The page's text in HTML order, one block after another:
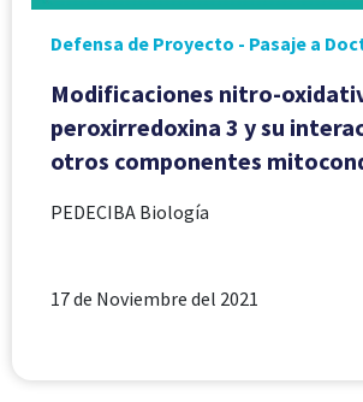
Defensa de Proyecto - Pasaje a
Modificaciones nitro-
peroxirredoxina 3 y su
otros componentes
PEDECIBA Biología
17 de Noviembre del 2021